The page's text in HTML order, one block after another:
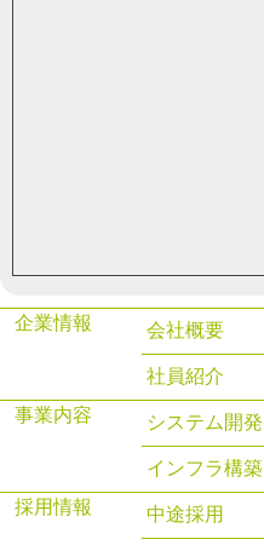
企業情報 会社概要
社員紹介
事業内容
システム開発
インフラ構築
採用情報
中途採用